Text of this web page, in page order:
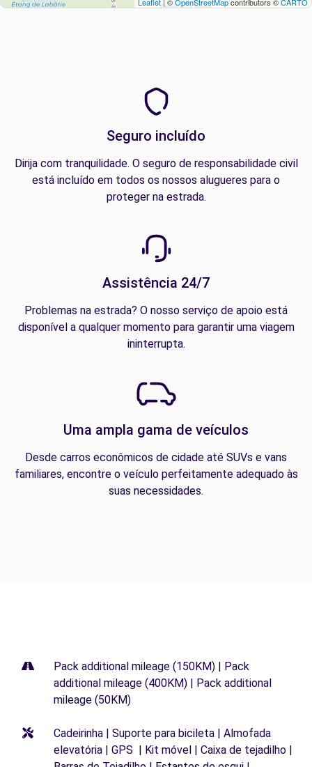
Seguro incluído
Dirija com tranquilidade. O seguro de responsabilidade civil
está incluído em todos os nossos alugueres para o
proteger na estrada.
Assistência 24/7
Problemas na estrada? O nosso serviço de apoio está
disponível a qualquer momento para garantir uma viagem
ininterrupta.
Uma ampla gama de veículos
Desde carros econômicos de cidade até SUVs e vans
familiares, encontre o veículo perfeitamente adequado às
suas necessidades.
Pack additional mileage (150KM) | Pack
additional mileage (400KM) | Pack additional
mileage (50KM)
Cadeirinha | Suporte para bicileta | Almofada
elevatória | GPS | Kit móvel | Caixa de tejadilho |